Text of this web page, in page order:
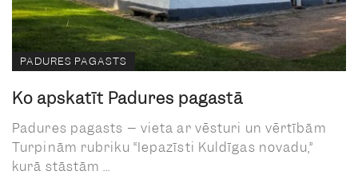
PADURES PAGASTS
Ko apskatīt Padures pagastā
Padures pagasts – vieta ar vēsturi un vērtībām
Turpinām rubriku “Iepazīsti Kuldīgas novadu,”
kurā stāstām ...